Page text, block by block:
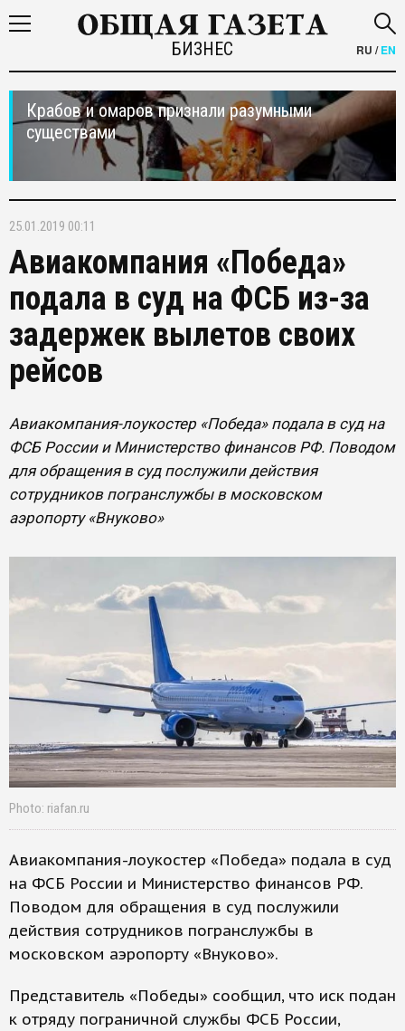
БИЗНЕС RU /EN
Крабов и омаров признали разумными
существами
25.01.2019 00:11
Авиакомпания «Победа»
подала в суд на ФСБ из-за
задержек вылетов своих
рейсов
Авиакомпания-лоукостер «Победа» подала в суд на
ФСБ России и Министерство финансов РФ. Поводом
для обращения в суд послужили действия
сотрудников погранслужбы в московском
аэропорту «Внуково»
Photo: riafan.ru
Авиакомпания-лоукостер «Победа» подала в суд
на ФСБ России и Министерство финансов РФ.
Поводом для обращения в суд послужили
действия сотрудников погранслужбы в
московском аэропорту «Внуково».
Представитель «Победы» сообщил, что иск подан
к отряду пограничной службы ФСБ России,